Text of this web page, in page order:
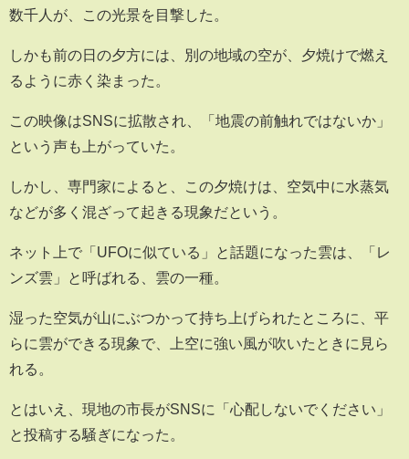
数千人が、この光景を目撃した。
しかも前の日の夕方には、別の地域の空が、夕焼けで燃え
るように赤く染まった。
この映像はSNSに拡散され、「地震の前触れではないか」
という声も上がっていた。
しかし、専門家によると、この夕焼けは、空気中に水蒸気
などが多く混ざって起きる現象だという。
ネット上で「UFOに似ている」と話題になった雲は、「レ
ンズ雲」と呼ばれる、雲の一種。
湿った空気が山にぶつかって持ち上げられたところに、平
らに雲ができる現象で、上空に強い風が吹いたときに見ら
れる。
とはいえ、現地の市長がSNSに「心配しないでください」
と投稿する騒ぎになった。